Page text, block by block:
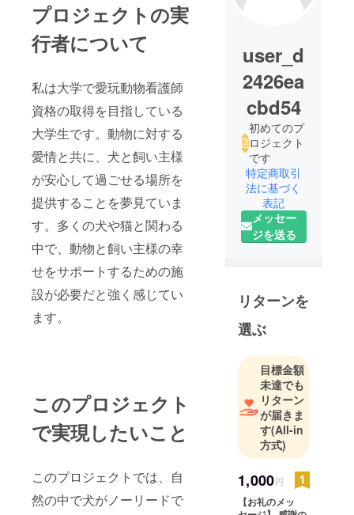
プロジェクトの実
行者について
私は大学で愛玩動物看護師
資格の取得を目指している
大学生です。動物に対する
愛情と共に、犬と飼い主様
が安心して過ごせる場所を
提供することを夢見ていま
す。多くの犬や猫と関わる
中で、動物と飼い主様の幸
せをサポートするための施
設が必要だと強く感じてい
ます。
このプロジェクト
で実現したいこと
このプロジェクトでは、自
然の中で犬がノーリードで
user_d
2426ea
cbd54
初めてのプ
ロジェクト
です
特定商取引
法に基づく
表記
メッセー
ジを送る
リターンを
選ぶ
目標金額
未達でも
リターン
が届きま
す(All-in
方式)
1,000円
【お礼のメッ